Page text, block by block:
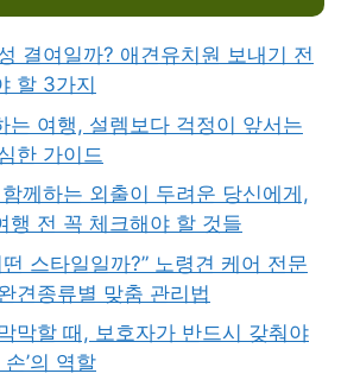
결여일까? 애견유치원 보내기 전
할 3가지
는 여행, 설렘보다 걱정이 앞서는
한 가이드
께하는 외출이 두려운 당신에게,
행 전 꼭 체크해야 할 것들
스타일일까?” 노령견 케어 전문
견종류별 맞춤 관리법
막할 때, 보호자가 반드시 갖춰야
’의 역할